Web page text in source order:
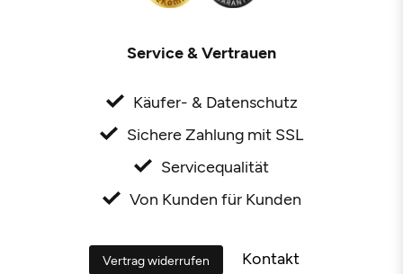
Service & Vertrauen
Käufer- & Datenschutz
Sichere Zahlung mit SSL
Servicequalität
Von Kunden für Kunden
Vertrag widerrufen Kontakt